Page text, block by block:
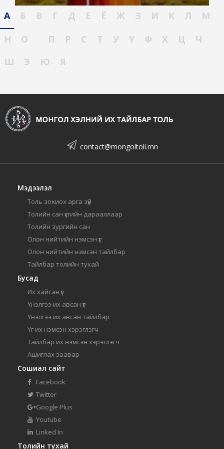
А Б В Г Д Е Ё Ж З И К Л
М
Н
О П Р С Т У Ү Ф Х Ц
Ч
Ш
Э Ю Я
contact@mongoltoli.mn
Мэдээлэл
Толь зохиох арга зүй
Толийн сан үсгийн дарааллаар
Толийн зургийн сан
Олон нийтийн нэмсэн үг
Олон нийтийн нэмсэн тайлбар
Тайлбар толийн тухай
Бусад
Их хайсан үг
Үнэлгээ их авсан үг
Үнэлгээ их авсан тайлбар
Үг их нэмсэн хэрэглэгч
Тайлбар их нэмсэн хэрэглэгч
Ашиглах заавар
Сошиал сайт
Facebook
Twitter
Google Plus
Youtube
Linked In
Толийн тухай